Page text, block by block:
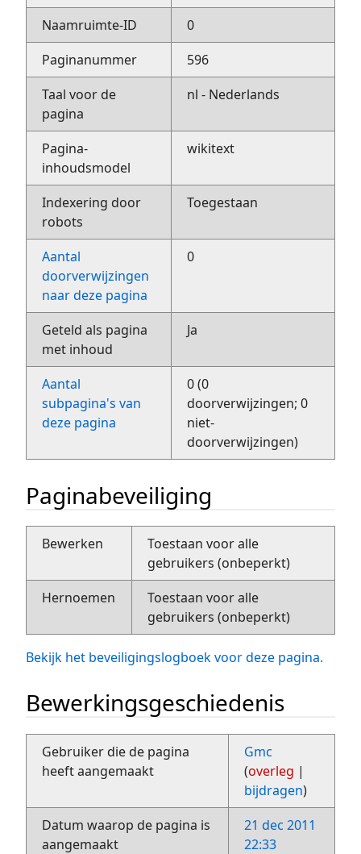
Naamruimte-ID
0
Paginanummer
596
Taal voor de
pagina
nl - Nederlands
Pagina-
inhoudsmodel
wikitext
Indexering door
robots
Toegestaan
Aantal
doorverwijzingen
naar deze pagina
0
Geteld als pagina
met inhoud
Ja
Aantal
subpagina's van
deze pagina
0 (0
doorverwijzingen; 0
niet-
doorverwijzingen)
Paginabeveiliging
Bewerken
Toestaan voor alle
gebruikers (onbeperkt)
Hernoemen
Toestaan voor alle
gebruikers (onbeperkt)
Bekijk het beveiligingslogboek voor deze pagina.
Bewerkingsgeschiedenis
Gebruiker die de pagina
heeft aangemaakt
Gmc
(overleg |
bijdragen)
Datum waarop de pagina is
aangemaakt
21 dec 2011
22:33